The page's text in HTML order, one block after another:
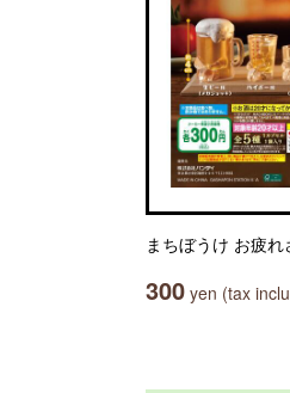
まちぼうけ お疲
300 yen (tax